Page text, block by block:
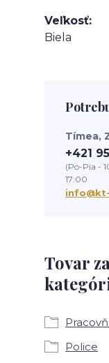
Veľkosť
Biela
Tovar
Police
Tímea,
+421
(Po-Pia -
17:00